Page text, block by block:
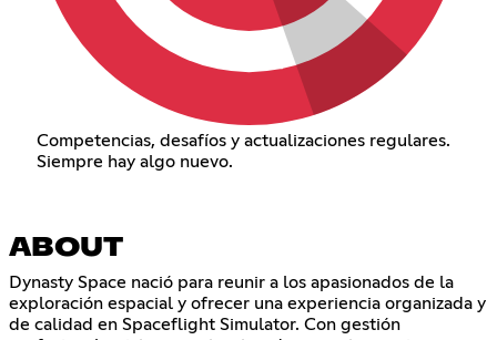
Competencias, desafíos y actualizaciones regulares.
Siempre hay algo nuevo.
ABOUT
Dynasty Space nació para reunir a los apasionados de la
exploración espacial y ofrecer una experiencia organizada y
de calidad en Spaceflight Simulator. Con gestión